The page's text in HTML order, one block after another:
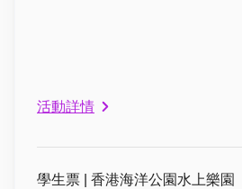
活動詳情
學生票 | 香港海洋公園水上樂園